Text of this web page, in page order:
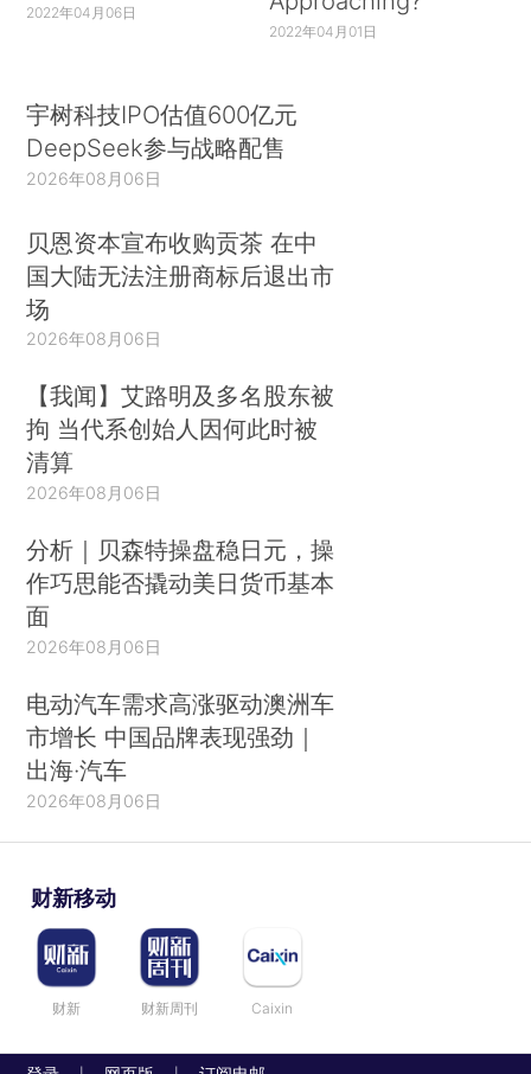
2022年04月06日
2022年04月01日
宇树科技IPO估值600亿元
DeepSeek参与战略配售
2026年08月06日
贝恩资本宣布收购贡茶 在中
国大陆无法注册商标后退出市
场
2026年08月06日
【我闻】艾路明及多名股东被
拘 当代系创始人因何此时被
清算
2026年08月06日
分析｜贝森特操盘稳日元，操
作巧思能否撬动美日货币基本
面
2026年08月06日
电动汽车需求高涨驱动澳洲车
市增长 中国品牌表现强劲｜
出海·汽车
2026年08月06日
财新移动
财新 财新周刊 Caixin